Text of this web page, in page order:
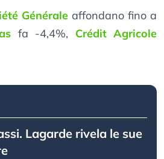
Générale affondano fino a
fa -4,4%, Crédit Agricole
Lagarde rivela le sue